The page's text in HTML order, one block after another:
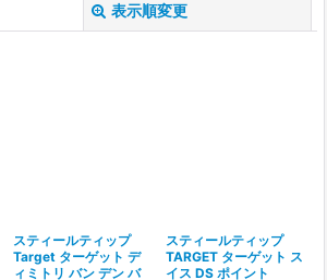
表示順変更
スティールティップ
Target ターゲット デ
ィミトリ バン デン バ
スティールティップ
TARGET ターゲット ス
イス DS ポイント